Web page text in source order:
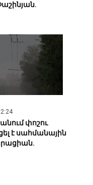
փոշու
է սահմանային